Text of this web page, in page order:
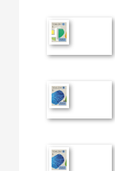
Traductora